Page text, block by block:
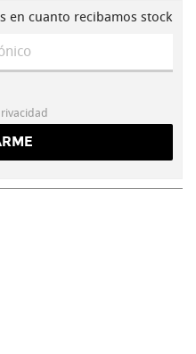
en cuanto recibamos stock